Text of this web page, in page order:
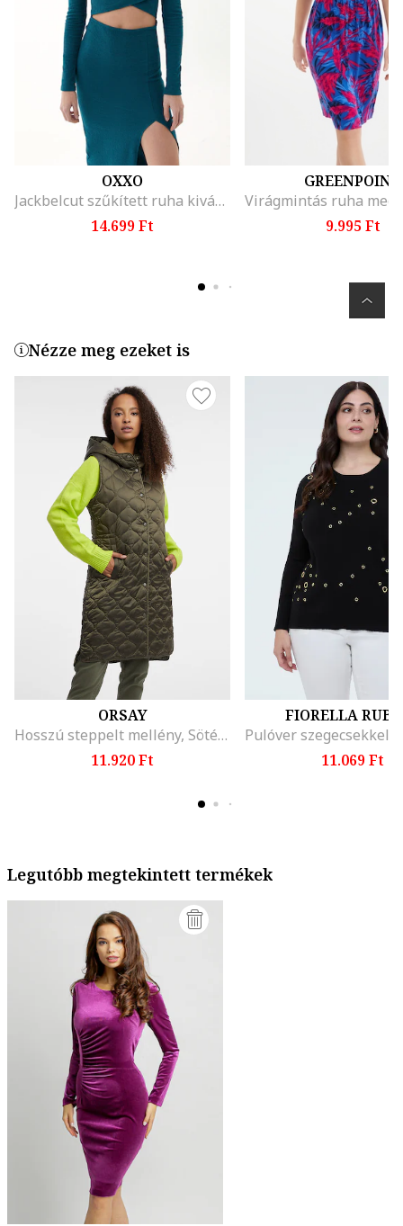
OXXO
Jackbelcut szűkített ruha kivágott részlettel az elején, Olajkék
14.699 Ft
GREENPOINT
9.995 Ft
Nézze meg ezeket is
ORSAY
Hosszú steppelt mellény, Sötét khaki
11.920 Ft
FIORELLA
11.069 Ft
Legutóbb megtekintett termékek